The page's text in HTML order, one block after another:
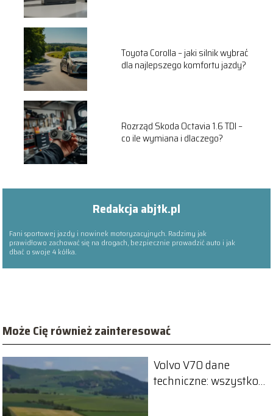
Toyota Corolla – jaki silnik wybrać
dla najlepszego komfortu jazdy?
Rozrząd Skoda Octavia 1.6 TDI –
co ile wymiana i dlaczego?
Redakcja abjtk.pl
Fani sportowej jazdy i nowinek motoryzacyjnych. Radzimy jak
prawidłowo zachować się na drogach, bezpiecznie prowadzić auto i jak
dbać o swoje 4 kółka.
Może Cię również zainteresować
Volvo V70 dane
techniczne: wszystko,